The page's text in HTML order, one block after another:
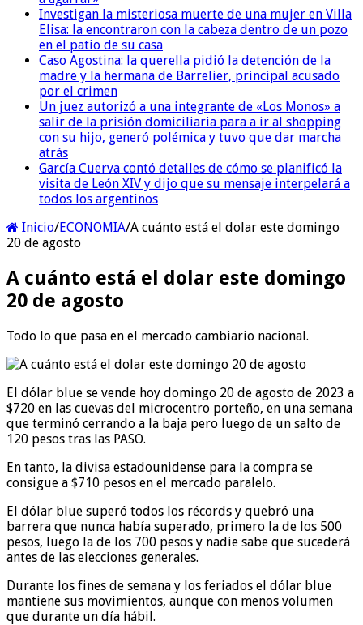
Investigan la misteriosa muerte de una mujer en Villa
Elisa: la encontraron con la cabeza dentro de un pozo
en el patio de su casa
Caso Agostina: la querella pidió la detención de la
madre y la hermana de Barrelier, principal acusado
por el crimen
Un juez autorizó a una integrante de «Los Monos» a
salir de la prisión domiciliaria para a ir al shopping
con su hijo, generó polémica y tuvo que dar marcha
atrás
García Cuerva contó detalles de cómo se planificó la
visita de León XIV y dijo que su mensaje interpelará a
todos los argentinos
Inicio/ECONOMIA/A cuánto está el dolar este domingo
20 de agosto
A cuánto está el dolar este domingo
20 de agosto
Todo lo que pasa en el mercado cambiario nacional.
El dólar blue se vende hoy domingo 20 de agosto de 2023 a
$720 en las cuevas del microcentro porteño, en una semana
que terminó cerrando a la baja pero luego de un salto de
120 pesos tras las PASO.
En tanto, la divisa estadounidense para la compra se
consigue a $710 pesos en el mercado paralelo.
El dólar blue superó todos los récords y quebró una
barrera que nunca había superado, primero la de los 500
pesos, luego la de los 700 pesos y nadie sabe que sucederá
antes de las elecciones generales.
Durante los fines de semana y los feriados el dólar blue
mantiene sus movimientos, aunque con menos volumen
que durante un día hábil.